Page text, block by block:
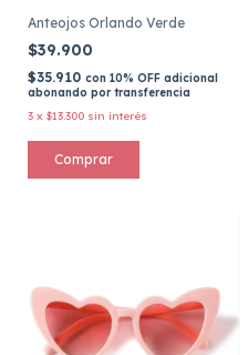
Anteojos Orlando Verde
$39.900
$35.910 con 10% OFF adicional
abonando por transferencia
3 x $13.300 sin interés